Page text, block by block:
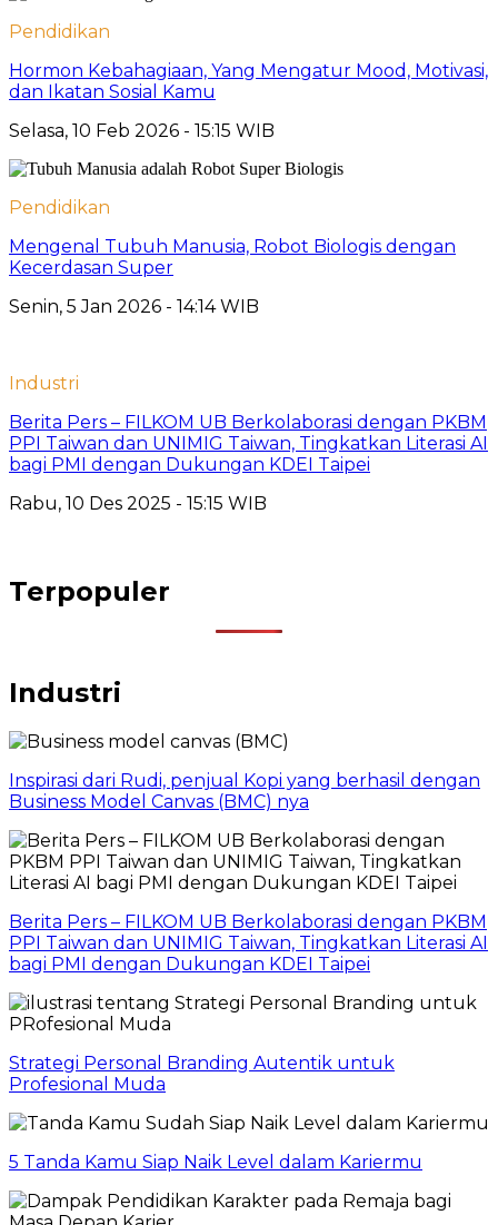
Pendidikan
Hormon Kebahagiaan, Yang Mengatur Mood, Motivasi,
dan Ikatan Sosial Kamu
Selasa, 10 Feb 2026 - 15:15 WIB
Pendidikan
Mengenal Tubuh Manusia, Robot Biologis dengan
Kecerdasan Super
Senin, 5 Jan 2026 - 14:14 WIB
Industri
Berita Pers – FILKOM UB Berkolaborasi dengan PKBM
PPI Taiwan dan UNIMIG Taiwan, Tingkatkan Literasi AI
bagi PMI dengan Dukungan KDEI Taipei
Rabu, 10 Des 2025 - 15:15 WIB
Terpopuler
Industri
Inspirasi dari Rudi, penjual Kopi yang berhasil dengan
Business Model Canvas (BMC) nya
Berita Pers – FILKOM UB Berkolaborasi dengan PKBM
PPI Taiwan dan UNIMIG Taiwan, Tingkatkan Literasi AI
bagi PMI dengan Dukungan KDEI Taipei
Strategi Personal Branding Autentik untuk
Profesional Muda
5 Tanda Kamu Siap Naik Level dalam Kariermu